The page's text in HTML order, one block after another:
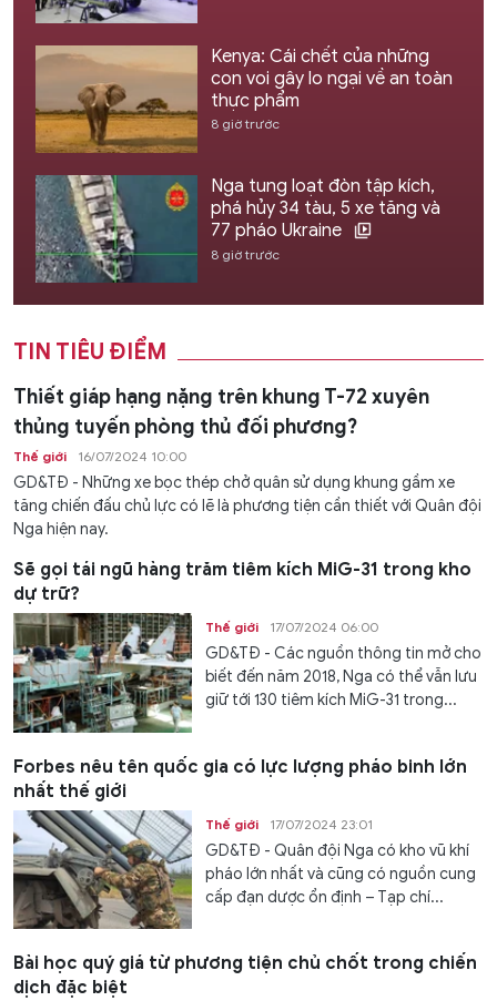
Kenya: Cái chết của những
con voi gây lo ngại về an toàn
thực phẩm
8 giờ trước
Nga tung loạt đòn tập kích,
phá hủy 34 tàu, 5 xe tăng và
77 pháo Ukraine
8 giờ trước
TIN TIÊU ĐIỂM
Thiết giáp hạng nặng trên khung T-72 xuyên
thủng tuyến phòng thủ đối phương?
Thế giới 16/07/2024 10:00
GD&TĐ - Những xe bọc thép chở quân sử dụng khung gầm xe
tăng chiến đấu chủ lực có lẽ là phương tiện cần thiết với Quân đội
Nga hiện nay.
Sẽ gọi tái ngũ hàng trăm tiêm kích MiG-31 trong kho
dự trữ?
Thế giới 17/07/2024 06:00
GD&TĐ - Các nguồn thông tin mở cho
biết đến năm 2018, Nga có thể vẫn lưu
giữ tới 130 tiêm kích MiG-31 trong...
Forbes nêu tên quốc gia có lực lượng pháo binh lớn
nhất thế giới
Thế giới 17/07/2024 23:01
GD&TĐ - Quân đội Nga có kho vũ khí
pháo lớn nhất và cũng có nguồn cung
cấp đạn dược ổn định – Tạp chí...
Bài học quý giá từ phương tiện chủ chốt trong chiến
dịch đặc biệt